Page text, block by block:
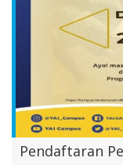
Pendaftaran